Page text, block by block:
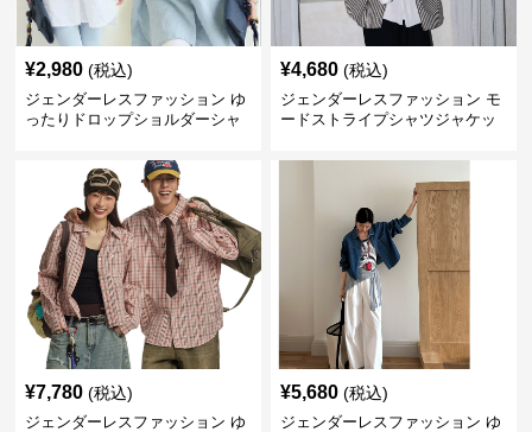
¥2,980 (税込)
ジェンダーレスファッション ゆ
ったりドロップショルダーシャ
¥4,680 (税込)
ジェンダーレスファッション モ
ードストライプシャツジャケッ
¥7,780 (税込)
ジェンダーレスファッション ゆ
¥5,680 (税込)
ジェンダーレスファッション ゆ